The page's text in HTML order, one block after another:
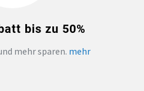
bis zu 50%
mehr sparen. mehr